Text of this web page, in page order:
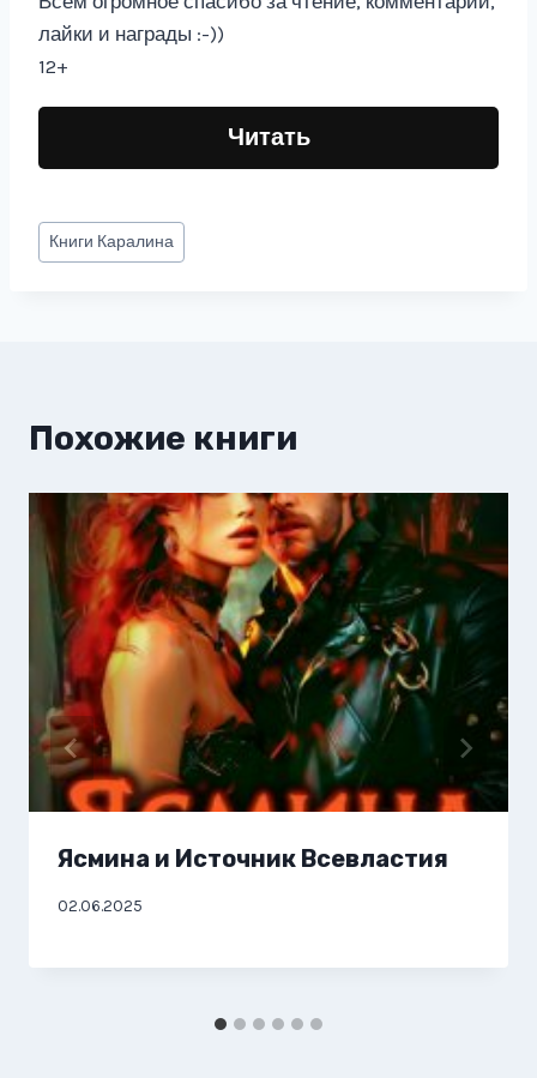
лайки и награды :-))
12+
Читать
Метки
записи:
Книги Каралина
Похожие книги
Ясмина и Источник Всевластия
02.06.2025